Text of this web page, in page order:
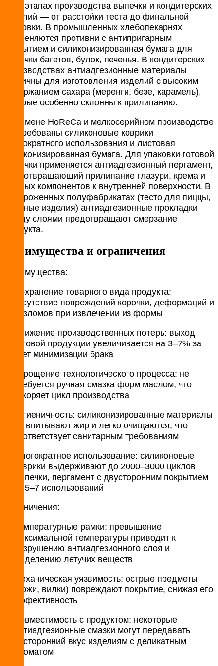
всех этапах производства выпечки и кондитерских
изделий — от расстойки теста до финальной
упаковки. В промышленных хлебопекарнях
применяются противни с антипригарным
покрытием и силиконизированная бумага для
выпечки багетов, булок, печенья. В кондитерских
производствах антиадгезионные материалы
критичны для изготовления изделий с высоким
содержанием сахара (меренги, безе, карамель),
которые особенно склонны к прилипанию.
В сегмене HoReCa и мелкосерийном производстве
востребованы силиконовые коврики
многократного использования и листовая
силиконизированная бумага. Для упаковки готовой
выпечки применяется антиадгезионный пергамент,
предотвращающий прилипание глазури, крема и
жирных компонентов к внутренней поверхности. В
замороженных полуфабрикатах (тесто для пиццы,
слоеные изделия) антиадгезионные прокладки
между слоями предотвращают смерзание
продукта.
Преимущества и ограничения
Преимущества:
Сохранение товарного вида продукта:
отсутствие повреждений корочки, деформаций и
разломов при извлечении из формы
Снижение производственных потерь: выход
готовой продукции увеличивается на 3–7% за
счет минимизации брака​
Упрощение технологического процесса: не
требуется ручная смазка форм маслом, что
ускоряет цикл производства
Гигиеничность: силиконизированные материалы
не впитывают жир и легко очищаются, что
соответствует санитарным требованиям
Многократное использование: силиконовые
коврики выдерживают до 2000–3000 циклов
выпечки, пергамент с двусторонним покрытием
— 5–7 использований
Ограничения:
Температурные рамки: превышение
максимальной температуры приводит к
разрушению антиадгезионного слоя и
выделению летучих веществ​
Механическая уязвимость: острые предметы
(ножи, вилки) повреждают покрытие, снижая его
эффективность​
Совместимость с продуктом: некоторые
антиадгезионные смазки могут передавать
посторонний вкус изделиям с деликатным
ароматом​​